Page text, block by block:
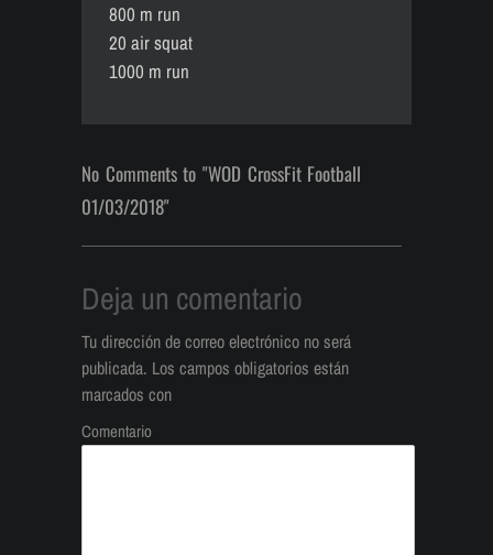
800 m run
20 air squat
1000 m run
No Comments to "WOD CrossFit Football
01/03/2018"
Deja un comentario
Tu dirección de correo electrónico no será
publicada. Los campos obligatorios están
marcados con
Comentario